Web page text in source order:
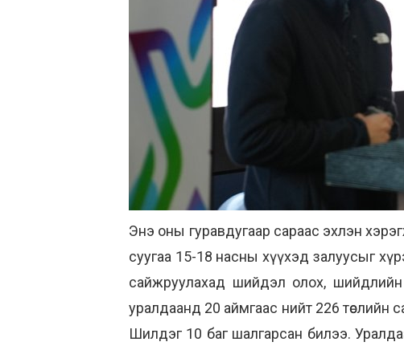
Энэ оны гуравдугаар сараас эхлэн
суугаа 15-18 насны хүүхэд залуусыг
сайжруулахад шийдэл олох,
уралдаанд 20 аймгаас нийт 226 төслийн
Шилдэг 10 баг шалгарсан билээ.